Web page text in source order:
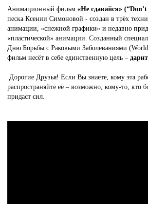
Анимационный фильм «Не сдавайся»
песка Ксении Симоновой - создан в трёх
анимации, «снежной графики» и недавно
«пластической» анимации. Созданный
Дню Борьбы с Раковыми Заболеваниями (World
фильм несёт в себе единственную цель –
Дорогие Друзья! Если Вы знаете, кому эта
распространяйте её – возможно, кому-то, кто
придаст сил.